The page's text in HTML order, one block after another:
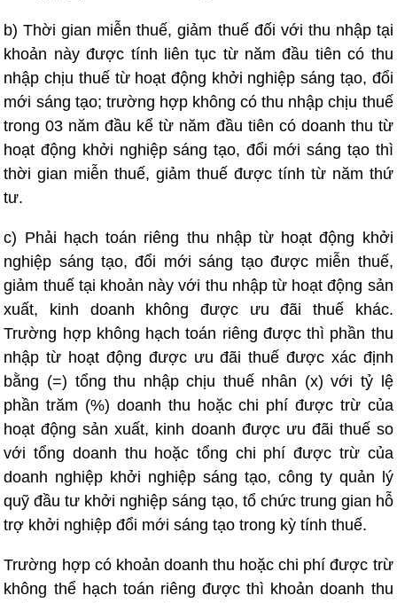
b) Thời gian miễn thuế, giảm thuế đối với thu nhập tại
khoản này được tính liên tục từ năm đầu tiên có thu
nhập chịu thuế từ hoạt động khởi nghiệp sáng tạo, đổi
mới sáng tạo; trường hợp không có thu nhập chịu thuế
trong 03 năm đầu kể từ năm đầu tiên có doanh thu từ
hoạt động khởi nghiệp sáng tạo, đổi mới sáng tạo thì
thời gian miễn thuế, giảm thuế được tính từ năm thứ
tư.
c) Phải hạch toán riêng thu nhập từ hoạt động khởi
nghiệp sáng tạo, đổi mới sáng tạo được miễn thuế,
giảm thuế tại khoản này với thu nhập từ hoạt động sản
xuất, kinh doanh không được ưu đãi thuế khác.
Trường hợp không hạch toán riêng được thì phần thu
nhập từ hoạt động được ưu đãi thuế được xác định
bằng (=) tổng thu nhập chịu thuế nhân (x) với tỷ lệ
phần trăm (%) doanh thu hoặc chi phí được trừ của
hoạt động sản xuất, kinh doanh được ưu đãi thuế so
với tổng doanh thu hoặc tổng chi phí được trừ của
doanh nghiệp khởi nghiệp sáng tạo, công ty quản lý
quỹ đầu tư khởi nghiệp sáng tạo, tổ chức trung gian hỗ
trợ khởi nghiệp đổi mới sáng tạo trong kỳ tính thuế.
Trường hợp có khoản doanh thu hoặc chi phí được trừ
không thể hạch toán riêng được thì khoản doanh thu